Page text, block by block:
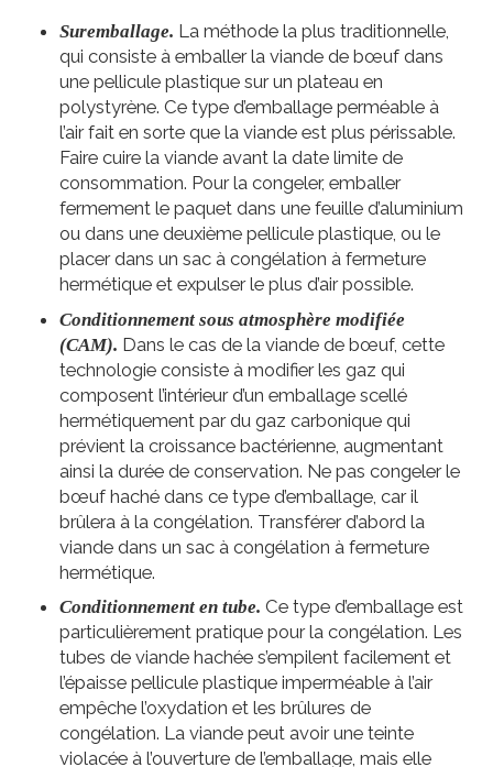
Suremballage. La méthode la plus traditionnelle,
qui consiste à emballer la viande de bœuf dans
une pellicule plastique sur un plateau en
polystyrène. Ce type d’emballage perméable à
l’air fait en sorte que la viande est plus périssable.
Faire cuire la viande avant la date limite de
consommation. Pour la congeler, emballer
fermement le paquet dans une feuille d’aluminium
ou dans une deuxième pellicule plastique, ou le
placer dans un sac à congélation à fermeture
hermétique et expulser le plus d’air possible.
Conditionnement sous atmosphère modifiée
(CAM). Dans le cas de la viande de bœuf, cette
technologie consiste à modifier les gaz qui
composent l’intérieur d’un emballage scellé
hermétiquement par du gaz carbonique qui
prévient la croissance bactérienne, augmentant
ainsi la durée de conservation. Ne pas congeler le
bœuf haché dans ce type d’emballage, car il
brûlera à la congélation. Transférer d’abord la
viande dans un sac à congélation à fermeture
hermétique.
Conditionnement en tube. Ce type d’emballage est
particulièrement pratique pour la congélation. Les
tubes de viande hachée s’empilent facilement et
l’épaisse pellicule plastique imperméable à l’air
empêche l’oxydation et les brûlures de
congélation. La viande peut avoir une teinte
violacée à l’ouverture de l’emballage, mais elle